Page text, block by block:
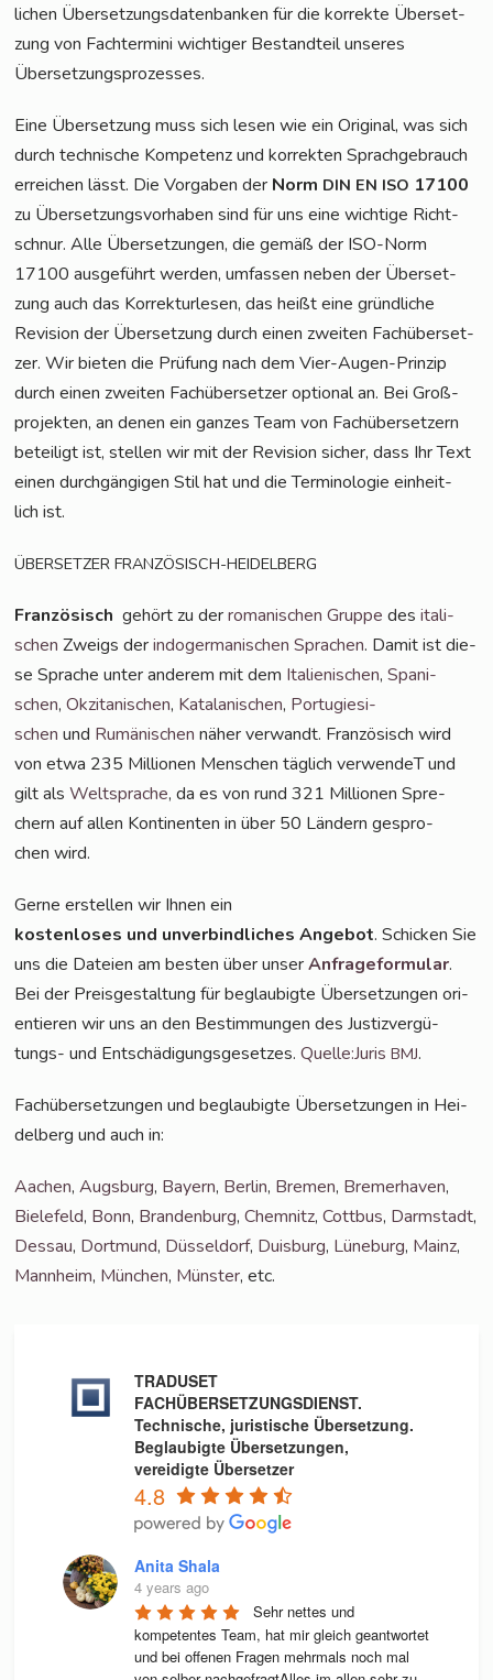
li­chen Über­set­zungs­da­ten­ban­ken für die kor­rek­te Über­set­
zung von Fach­ter­mi­ni wich­ti­ger Bestand­teil unse­res
Übersetzungsprozesses.
Eine Über­set­zung muss sich lesen wie ein Ori­gi­nal, was sich
durch tech­ni­sche Kom­pe­tenz und kor­rek­ten Sprach­ge­brauch
errei­chen lässt. Die Vor­ga­ben der Norm DIN EN ISO 17100
zu Über­set­zungs­vor­ha­ben sind für uns eine wich­ti­ge Richt­
schnur. Alle Über­set­zun­gen, die gemäß der ISO-Norm
17100 aus­ge­führt wer­den, umfas­sen neben der Über­set­
zung auch das Kor­rek­tur­le­sen, das heißt eine gründ­li­che
Revi­si­on der Über­set­zung durch einen zwei­ten Fach­über­set­
zer. Wir bie­ten die Prü­fung nach dem Vier-Augen-Prin­zip
durch einen zwei­ten Fach­über­set­zer optio­nal an. Bei Groß­
pro­jek­ten, an denen ein gan­zes Team von Fach­über­set­zern
betei­ligt ist, stel­len wir mit der Revi­si­on sicher, dass Ihr Text
einen durch­gän­gi­gen Stil hat und die Ter­mi­no­lo­gie ein­heit­
lich ist.
ÜBERSETZER FRANZÖSISCH-HEIDELBERG
Fran­zö­sisch gehört zu derroma­ni­schen Grup­pe desita­li­
schen Zweigs derindo­ger­ma­ni­schen Spra­chen. Damit ist die­
se Spra­che unter ande­rem mit dem Ita­lie­ni­schen,Spa­ni­
schen,Okzita­ni­schen, Kata­la­ni­schen, Por­tu­gie­si­
schen und Rumä­ni­schen näher ver­wandt. Fran­zö­sisch wird
von etwa 235 Mil­lio­nen Men­schen täg­lich ver­wen­deT und
gilt alsWelt­spra­che, da es von rund 321 Mil­lio­nenSpre­
chern auf allen Kon­ti­nen­ten in über 50 Län­dern gespro­
chen wird.
Ger­ne erstel­len wir Ihnen ein
kos­ten­lo­ses und unver­bind­li­ches Ange­bot. Schi­cken Sie
uns die Datei­en am bes­ten über unserAnfra­ge­for­mu­lar.
Bei der Preis­ge­stal­tung für beglau­big­te Über­set­zun­gen ori­
en­tie­ren wir uns an den Bestim­mun­gen des Jus­tiz­ver­gü­
tungs- und Ent­schä­di­gungs­ge­set­zes.Quelle:JurisBMJ.
Fach­über­set­zun­gen und beglau­big­te Über­set­zun­gen in Hei­
del­berg und auch in:
Aachen,Augs­burg, Bay­ern, Ber­lin, Bre­men, Bre­mer­ha­ven,
Bie­le­feld, Bonn, Bran­den­burg,Chem­nitz,Cott­bus, Darm­stadt,
Des­sau, Dort­mund, Düs­sel­dorf, Duis­burg, Lüne­burg, Mainz,
Mann­heim, Mün­chen, Müns­ter, etc.
TRADUSET
FACHÜBERSETZUNGSDIENST.
Technische, juristische Übersetzung.
Beglaubigte Übersetzungen,
vereidigte Übersetzer
4.8
Anita Shala
4 years ago
Sehr nettes und
kompetentes Team, hat mir gleich geantwortet
und bei offenen Fragen mehrmals noch mal